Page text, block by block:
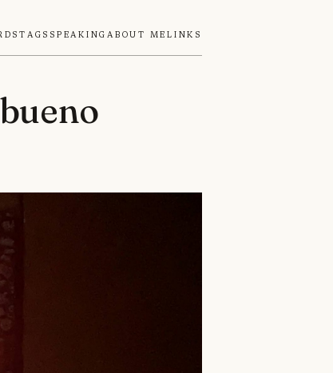
Tags SpeakingAbout MeLinks